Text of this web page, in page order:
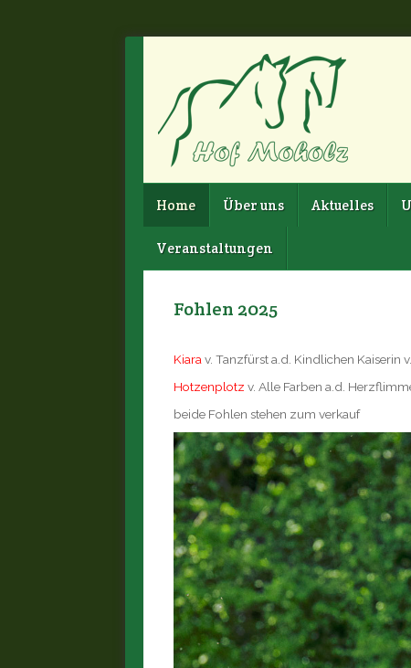
Home Über uns Aktuelles
Veranstaltungen
Fohlen 2025
Kiara v. Tanzfürst a.d. Kindlichen Kaiserin
Hotzenplotz v. Alle Farben a.d.
beide Fohlen stehen zum verkauf